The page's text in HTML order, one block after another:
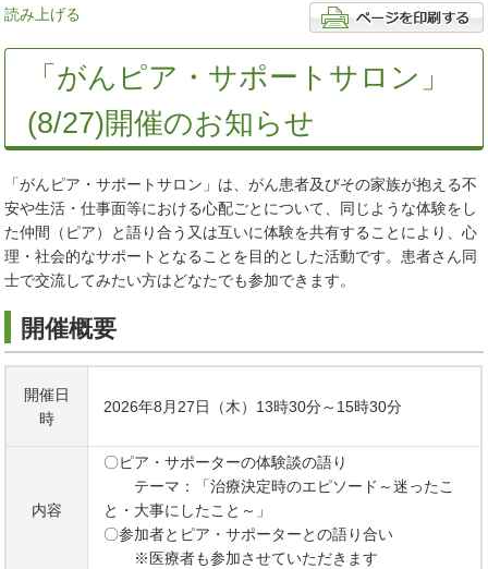
読み上げる
「がんピア・サポートサロン」
(8/27)開催のお知らせ
「がんピア・サポートサロン」は、がん患者及びその家族が抱える不
安や生活・仕事面等における心配ごとについて、同じような体験をし
た仲間（ピア）と語り合う又は互いに体験を共有することにより、心
理・社会的なサポートとなることを目的とした活動です。患者さん同
士で交流してみたい方はどなたでも参加できます。
開催概要
開催日
時
2026年8月27日（木）13時30分～15時30分
内容
〇ピア・サポーターの体験談の語り
テーマ：「治療決定時のエピソード～迷ったこ
と・大事にしたこと～」
〇参加者とピア・サポーターとの語り合い
※医療者も参加させていただきます